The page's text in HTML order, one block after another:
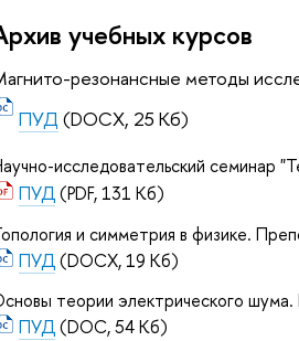
учебных курсов
резонансные методы
ПУД (DOCX, 25 Кб)
исследовательский семинар
ПУД(PDF, 131 Кб)
и симметрия в физике.
ПУД(DOCX, 19 Кб)
теории электрического
ПУД(DOC, 54 Кб)